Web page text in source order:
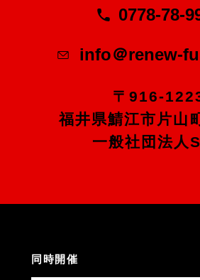
0778-78-
info＠renew-
〒916-
福井県鯖江市片山
一般社団法人
同時開催